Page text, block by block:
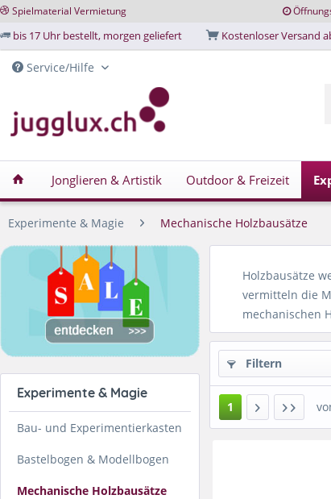
Spielmaterial Vermietung
bis 17 Uhr bestellt, morgen geliefert Kostenloser Versand
Service/Hilfe
Jonglieren & Artistik Outdoor & Freizeit
Experimente & Magie Mechanische Holzbausätze
Experimente & Magie
Bau- und Experimentierkasten
Bastelbogen & Modellbogen
Mechanische Holzbausätze
Holzbausätze
vermitteln die
mechanischen
Filtern
1